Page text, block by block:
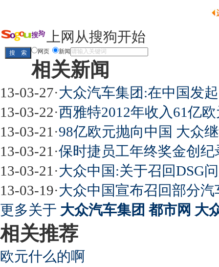
上网从搜狗开始
网页 新闻
相关新闻
13-03-27·大众汽车集团:在中国发
13-03-22·西雅特2012年收入61亿
13-03-21 ·98亿欧元抛向中国 大众
13-03-21 ·保时捷员工年终奖金创纪
13-03-21 ·大众中国:关于召回DSG
13-03-19·大众中国宣布召回部分
更多关于 大众汽车集团 都市网 大
相关推荐
欧元什么的啊